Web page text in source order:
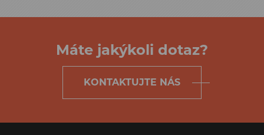
Máte jakýkoli dotaz?
KONTAKTUJTE NÁS